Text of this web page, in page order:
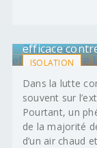
ISOLATION
efficace
Dans la lutte
souvent sur
Pourtant, un
de la majorité
d’un air chaud